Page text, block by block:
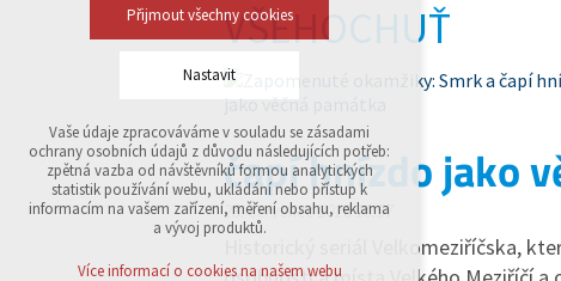
Přijmout všechny cookies
Nastavit
Technická cookies
nutná pro provozování webu
udržení kontextu stránek (session): případná
přihlášení, volby jazyka, apod.
analytická pro anonymizované vyhodnocení
Vaše údaje zpracováváme v souladu se zásadami
ochrany osobních údajů z důvodu následujících potřeb:
zpětná vazba od návštěvníků formou analytických
statistik používání webu, ukládání nebo přístup k
informacím na vašem zařízení, měření obsahu, reklama
a vývoj produktů.
Více informací o cookies na našem webu
VŠEHOCHUŤ
čapí hnízdo jako
23. červenec 2026 10:57
Historický seriál Velkomeziříčska,